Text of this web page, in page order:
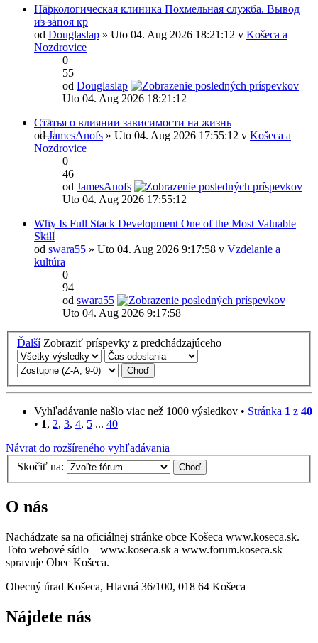
Наркологическая клиника Похмельная служба. Вывод
из запоя кр
od Douglaslap » Uto 04. Aug 2026 18:21:12 v Košeca a
Nozdrovice
0
55
od Douglaslap
Uto 04. Aug 2026 18:21:12
Статья о влиянии зависимости на жизнь
odJamesAnofs » Uto 04. Aug 2026 17:55:12 v Košeca a
Nozdrovice
0
46
od JamesAnofs
Uto 04. Aug 2026 17:55:12
Why Is Full Stack Development One of the Most Valuable
Skill
od swara55 » Uto 04. Aug 2026 9:17:58 v Vzdelanie a
kultúra
0
94
od swara55
Uto 04. Aug 2026 9:17:58
Ďalší Zobraziť príspevky z predchádzajúceho
Vyhľadávanie našlo viac než 1000 výsledkov • Stránka 1 z 40
• 1, 2, 3, 4, 5 ... 40
Návrat do rozšíreného vyhľadávania
Skočiť na:
O nás
Nachádzate sa na oficiálnej stránke obce Košeca www.koseca.sk.
Toto webové sídlo – www.koseca.sk a www.forum.koseca.sk
spravuje Obec Košeca.
Obecný úrad Košeca, Hlavná 36/100, 018 64 Košeca
Nájdete nás